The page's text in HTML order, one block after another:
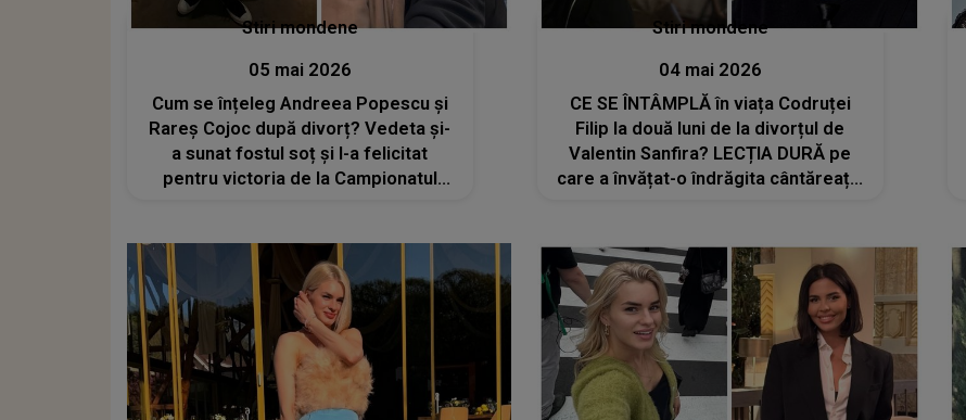
Stiri mondene
05 mai 2026
Cum se înțeleg Andreea Popescu și
Rareș Cojoc după divorț? Vedeta și-
a sunat fostul soț și l-a felicitat
pentru victoria de la Campionatul
Stiri mondene
04 mai 2026
CE SE ÎNTÂMPLĂ în viața Codruței
Filip la două luni de la divorțul de
Valentin Sanfira? LECȚIA DURĂ pe
care a învățat-o îndrăgita cântăreață:
să...”